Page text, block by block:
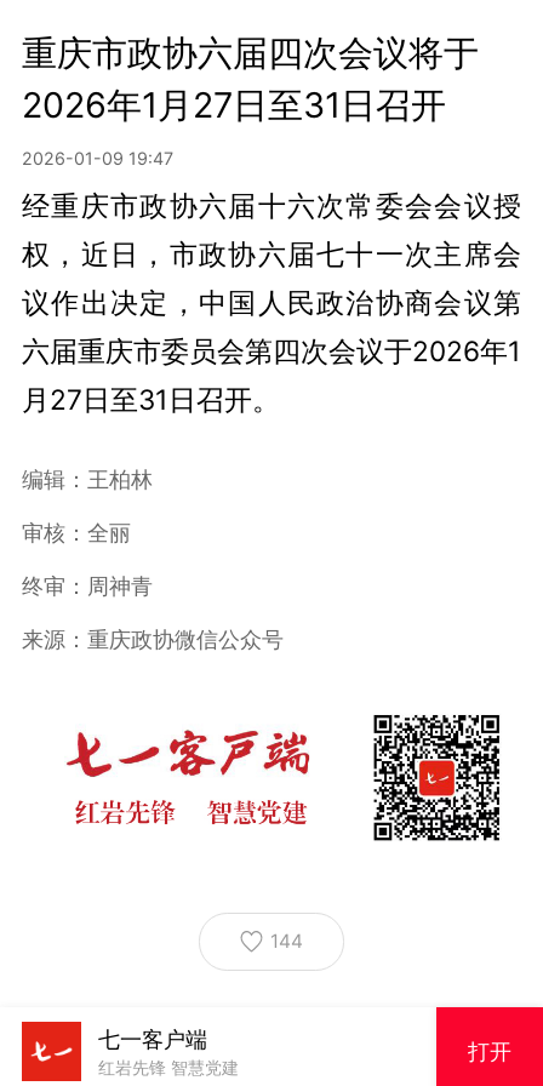
重庆市政协六届四次会议将于
2026年1月27日至31日召开
2026-01-09 19:47
经重庆市政协六届十六次常委会会议授
权，近日，市政协六届七十一次主席会
议作出决定，中国人民政治协商会议第
六届重庆市委员会第四次会议于2026年1
月27日至31日召开。
编辑：王柏林
审核：全丽
终审：周神青
来源：重庆政协微信公众号
144
七一客户端
红岩先锋 智慧党建
打开